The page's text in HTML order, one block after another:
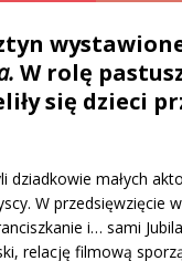
W rolę
się dzieci
dziadkowie małych
W przedsięwzięcie
i… sami
relację filmową